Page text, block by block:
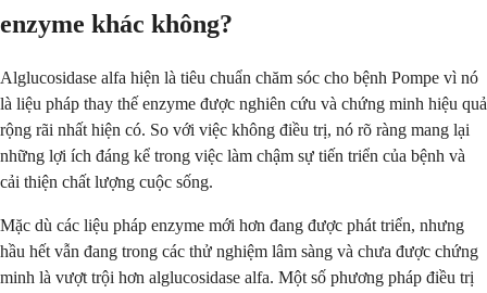
enzyme khác không?
Alglucosidase alfa hiện là tiêu chuẩn chăm sóc cho bệnh Pompe vì nó
là liệu pháp thay thế enzyme được nghiên cứu và chứng minh hiệu quả
rộng rãi nhất hiện có. So với việc không điều trị, nó rõ ràng mang lại
những lợi ích đáng kể trong việc làm chậm sự tiến triển của bệnh và
cải thiện chất lượng cuộc sống.
Mặc dù các liệu pháp enzyme mới hơn đang được phát triển, nhưng
hầu hết vẫn đang trong các thử nghiệm lâm sàng và chưa được chứng
minh là vượt trội hơn alglucosidase alfa. Một số phương pháp điều trị